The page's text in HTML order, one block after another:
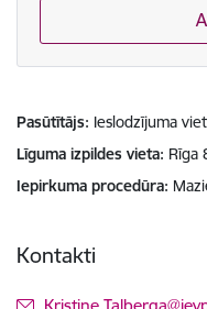
Pasūtītājs Ieslodzījuma
Līguma izpildes vieta Rīga
Iepirkuma procedūra
Kontakti
E-pasts: